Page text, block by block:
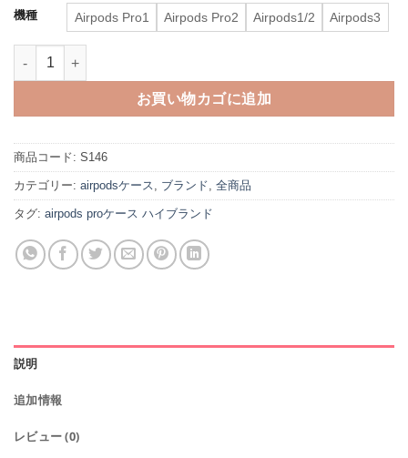
機種 Airpods Pro1 Airpods Pro2 Airpods1/2 Airpods3
マルジェラ airpods ケース 第 三 世代 airpods proケース ブラン
お買い物カゴに追加
商品コード: S146
カテゴリー: airpodsケース, ブランド, 全商品
タグ: airpods proケース ハイブランド
説明
追加情報
レビュー (0)